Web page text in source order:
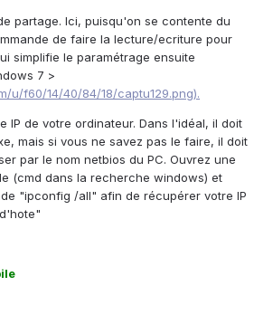
partage. Ici, puisqu'on se contente du
de faire la lecture/ecriture pour
simplifie le paramétrage ensuite
7 >
u/f60/14/40/84/18/captu129.png).
IP de votre ordinateur. Dans l'idéal, il doit
mais si vous ne savez pas le faire, il doit
par le nom netbios du PC. Ouvrez une
(cmd dans la recherche windows) et
"ipconfig /all" afin de récupérer votre IP